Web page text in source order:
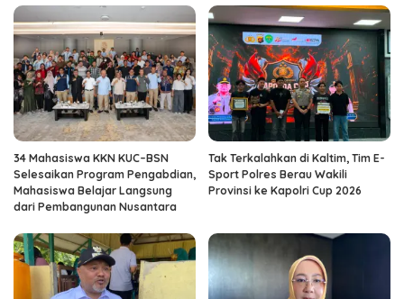
34 Mahasiswa KKN KUC–BSN
Selesaikan Program Pengabdian,
Mahasiswa Belajar Langsung
dari Pembangunan Nusantara
Tak Terkalahkan di Kaltim, Tim E-
Sport Polres Berau Wakili
Provinsi ke Kapolri Cup 2026